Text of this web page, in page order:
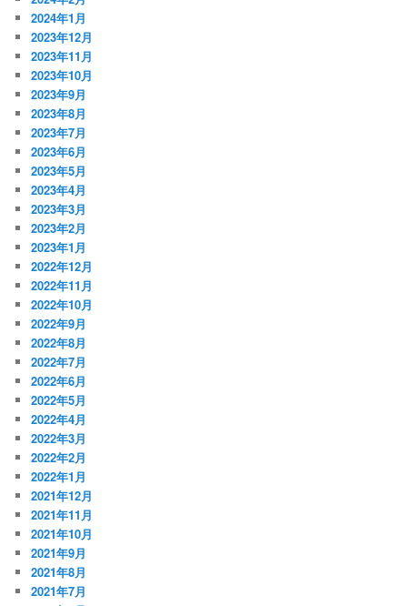
2024年1月
2023年12月
2023年11月
2023年10月
2023年9月
2023年8月
2023年7月
2023年6月
2023年5月
2023年4月
2023年3月
2023年2月
2023年1月
2022年12月
2022年11月
2022年10月
2022年9月
2022年8月
2022年7月
2022年6月
2022年5月
2022年4月
2022年3月
2022年2月
2022年1月
2021年12月
2021年11月
2021年10月
2021年9月
2021年8月
2021年7月